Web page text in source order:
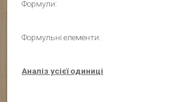
Формули:
Формульні елементи:
Аналіз усієї одиниці